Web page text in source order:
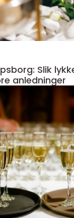
Slik
anledninger